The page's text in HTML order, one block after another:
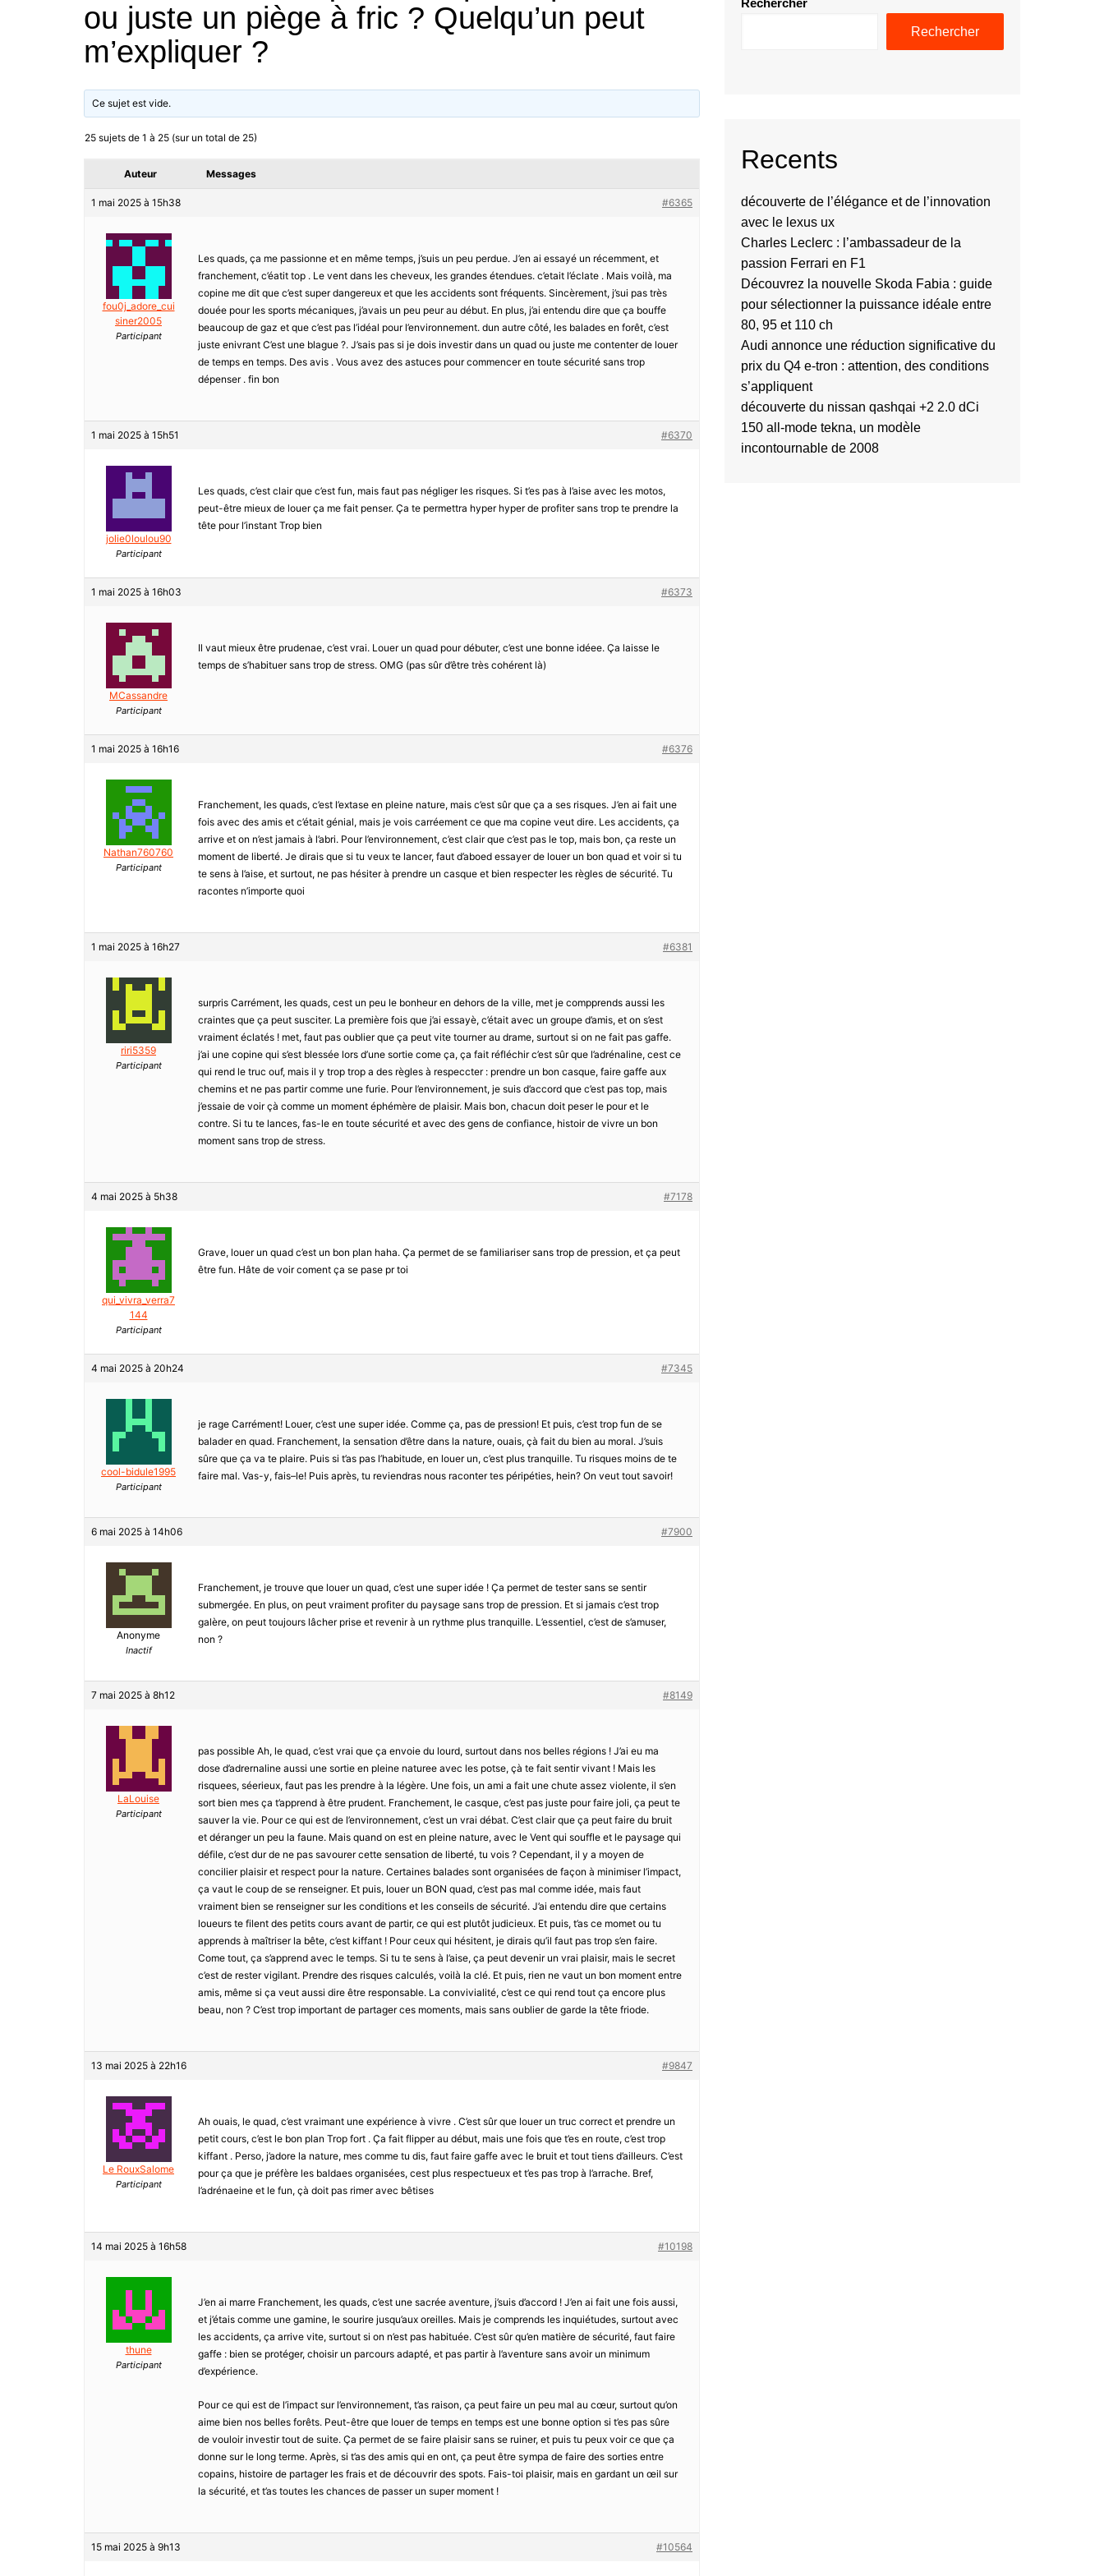
ou juste un piège à fric ? Quelqu’un peut
m’expliquer ?
Ce sujet est vide.
25 sujets de 1 à 25 (sur un total de 25)
Auteur Messages
1 mai 2025 à 15h38 #6365
fou0j_adore_cui
siner2005
Participant
Les quads, ça me passionne et en même temps, j’suis un peu perdue. J’en ai essayé un récemment, et
franchement, c’éatit top . Le vent dans les cheveux, les grandes étendues. c’etait l’éclate . Mais voilà, ma
copine me dit que c’est super dangereux et que les accidents sont fréquents. Sincèrement, j’sui pas très
douée pour les sports mécaniques, j’avais un peu peur au début. En plus, j’ai entendu dire que ça bouffe
beaucoup de gaz et que c’est pas l’idéal pour l’environnement. dun autre côté, les balades en forêt, c’est
juste enivrant C’est une blague ?. J’sais pas si je dois investir dans un quad ou juste me contenter de louer
de temps en temps. Des avis . Vous avez des astuces pour commencer en toute sécurité sans trop
dépenser . fin bon
1 mai 2025 à 15h51 #6370
jolie0loulou90
Participant
Les quads, c’est clair que c’est fun, mais faut pas négliger les risques. Si t’es pas à l’aise avec les motos,
peut-être mieux de louer ça me fait penser. Ça te permettra hyper hyper de profiter sans trop te prendre la
tête pour l’instant Trop bien
1 mai 2025 à 16h03 #6373
MCassandre
Participant
Il vaut mieux être prudenae, c’est vrai. Louer un quad pour débuter, c’est une bonne idéee. Ça laisse le
temps de s’habituer sans trop de stress. OMG (pas sûr d’être très cohérent là)
1 mai 2025 à 16h16 #6376
Nathan760760
Participant
Franchement, les quads, c’est l’extase en pleine nature, mais c’est sûr que ça a ses risques. J’en ai fait une
fois avec des amis et c’était génial, mais je vois carréement ce que ma copine veut dire. Les accidents, ça
arrive et on n’est jamais à l’abri. Pour l’environnement, c’est clair que c’est pas le top, mais bon, ça reste un
moment de liberté. Je dirais que si tu veux te lancer, faut d’aboed essayer de louer un bon quad et voir si tu
te sens à l’aise, et surtout, ne pas hésiter à prendre un casque et bien respecter les règles de sécurité. Tu
racontes n’importe quoi
1 mai 2025 à 16h27 #6381
riri5359
Participant
surpris Carrément, les quads, cest un peu le bonheur en dehors de la ville, met je compprends aussi les
craintes que ça peut susciter. La première fois que j’ai essayè, c’était avec un groupe d’amis, et on s’est
vraiment éclatés ! met, faut pas oublier que ça peut vite tourner au drame, surtout si on ne fait pas gaffe.
j’ai une copine qui s’est blessée lors d’une sortie come ça, ça fait réfléchir c’est sûr que l’adrénaline, cest ce
qui rend le truc ouf, mais il y trop trop a des règles à respeccter : prendre un bon casque, faire gaffe aux
chemins et ne pas partir comme une furie. Pour l’environnement, je suis d’accord que c’est pas top, mais
j’essaie de voir çà comme un moment éphémère de plaisir. Mais bon, chacun doit peser le pour et le
contre. Si tu te lances, fas-le en toute sécurité et avec des gens de confiance, histoir de vivre un bon
moment sans trop de stress.
4 mai 2025 à 5h38 #7178
qui_vivra_verra7
144
Participant
Grave, louer un quad c’est un bon plan haha. Ça permet de se familiariser sans trop de pression, et ça peut
être fun. Hâte de voir coment ça se pase pr toi
4 mai 2025 à 20h24 #7345
cool-bidule1995
Participant
je rage Carrément! Louer, c’est une super idée. Comme ça, pas de pression! Et puis, c’est trop fun de se
balader en quad. Franchement, la sensation d’être dans la nature, ouais, çà fait du bien au moral. J’suis
sûre que ça va te plaire. Puis si t’as pas l’habitude, en louer un, c’est plus tranquille. Tu risques moins de te
faire mal. Vas-y, fais–le! Puis après, tu reviendras nous raconter tes péripéties, hein? On veut tout savoir!
6 mai 2025 à 14h06 #7900
Anonyme
Inactif
Franchement, je trouve que louer un quad, c’est une super idée ! Ça permet de tester sans se sentir
submergée. En plus, on peut vraiment profiter du paysage sans trop de pression. Et si jamais c’est trop
galère, on peut toujours lâcher prise et revenir à un rythme plus tranquille. L’essentiel, c’est de s’amuser,
non ?
7 mai 2025 à 8h12 #8149
LaLouise
Participant
pas possible Ah, le quad, c’est vrai que ça envoie du lourd, surtout dans nos belles régions ! J’ai eu ma
dose d’adrernaline aussi une sortie en pleine naturee avec les potse, çà te fait sentir vivant ! Mais les
risquees, séerieux, faut pas les prendre à la légère. Une fois, un ami a fait une chute assez violente, il s’en
sort bien mes ça t’apprend à être prudent. Franchement, le casque, c’est pas juste pour faire joli, ça peut te
sauver la vie. Pour ce qui est de l’environnement, c’est un vrai débat. C’est clair que ça peut faire du bruit
et déranger un peu la faune. Mais quand on est en pleine nature, avec le Vent qui souffle et le paysage qui
défile, c’est dur de ne pas savourer cette sensation de liberté, tu vois ? Cependant, il y a moyen de
concilier plaisir et respect pour la nature. Certaines balades sont organisées de façon à minimiser l’impact,
ça vaut le coup de se renseigner. Et puis, louer un BON quad, c’est pas mal comme idée, mais faut
vraiment bien se renseigner sur les conditions et les conseils de sécurité. J’ai entendu dire que certains
loueurs te filent des petits cours avant de partir, ce qui est plutôt judicieux. Et puis, t’as ce momet ou tu
apprends à maîtriser la bête, c’est kiffant ! Pour ceux qui hésitent, je dirais qu’il faut pas trop s’en faire.
Come tout, ça s’apprend avec le temps. Si tu te sens à l’aise, ça peut devenir un vrai plaisir, mais le secret
c’est de rester vigilant. Prendre des risques calculés, voilà la clé. Et puis, rien ne vaut un bon moment entre
amis, même si ça veut aussi dire être responsable. La convivialité, c’est ce qui rend tout ça encore plus
beau, non ? C’est trop important de partager ces moments, mais sans oublier de garde la tête friode.
13 mai 2025 à 22h16 #9847
Le RouxSalome
Participant
Ah ouais, le quad, c’est vraimant une expérience à vivre . C’est sûr que louer un truc correct et prendre un
petit cours, c’est le bon plan Trop fort . Ça fait flipper au début, mais une fois que t’es en route, c’est trop
kiffant . Perso, j’adore la nature, mes comme tu dis, faut faire gaffe avec le bruit et tout tiens d’ailleurs. C’est
pour ça que je préfère les baldaes organisées, cest plus respectueux et t’es pas trop à l’arrache. Bref,
l’adrénaeine et le fun, çà doit pas rimer avec bêtises
14 mai 2025 à 16h58 #10198
thune
Participant
J’en ai marre Franchement, les quads, c’est une sacrée aventure, j’suis d’accord ! J’en ai fait une fois aussi,
et j’étais comme une gamine, le sourire jusqu’aux oreilles. Mais je comprends les inquiétudes, surtout avec
les accidents, ça arrive vite, surtout si on n’est pas habituée. C’est sûr qu’en matière de sécurité, faut faire
gaffe : bien se protéger, choisir un parcours adapté, et pas partir à l’aventure sans avoir un minimum
d’expérience.
Pour ce qui est de l’impact sur l’environnement, t’as raison, ça peut faire un peu mal au cœur, surtout qu’on
aime bien nos belles forêts. Peut-être que louer de temps en temps est une bonne option si t’es pas sûre
de vouloir investir tout de suite. Ça permet de se faire plaisir sans se ruiner, et puis tu peux voir ce que ça
donne sur le long terme. Après, si t’as des amis qui en ont, ça peut être sympa de faire des sorties entre
copains, histoire de partager les frais et de découvrir des spots. Fais-toi plaisir, mais en gardant un œil sur
la sécurité, et t’as toutes les chances de passer un super moment !
15 mai 2025 à 9h13 #10564
Rechercher
Rechercher
Recents
découverte de l’élégance et de l’innovation
avec le lexus ux
Charles Leclerc : l’ambassadeur de la
passion Ferrari en F1
Découvrez la nouvelle Skoda Fabia : guide
pour sélectionner la puissance idéale entre
80, 95 et 110 ch
Audi annonce une réduction significative du
prix du Q4 e-tron : attention, des conditions
s’appliquent
découverte du nissan qashqai +2 2.0 dCi
150 all-mode tekna, un modèle
incontournable de 2008